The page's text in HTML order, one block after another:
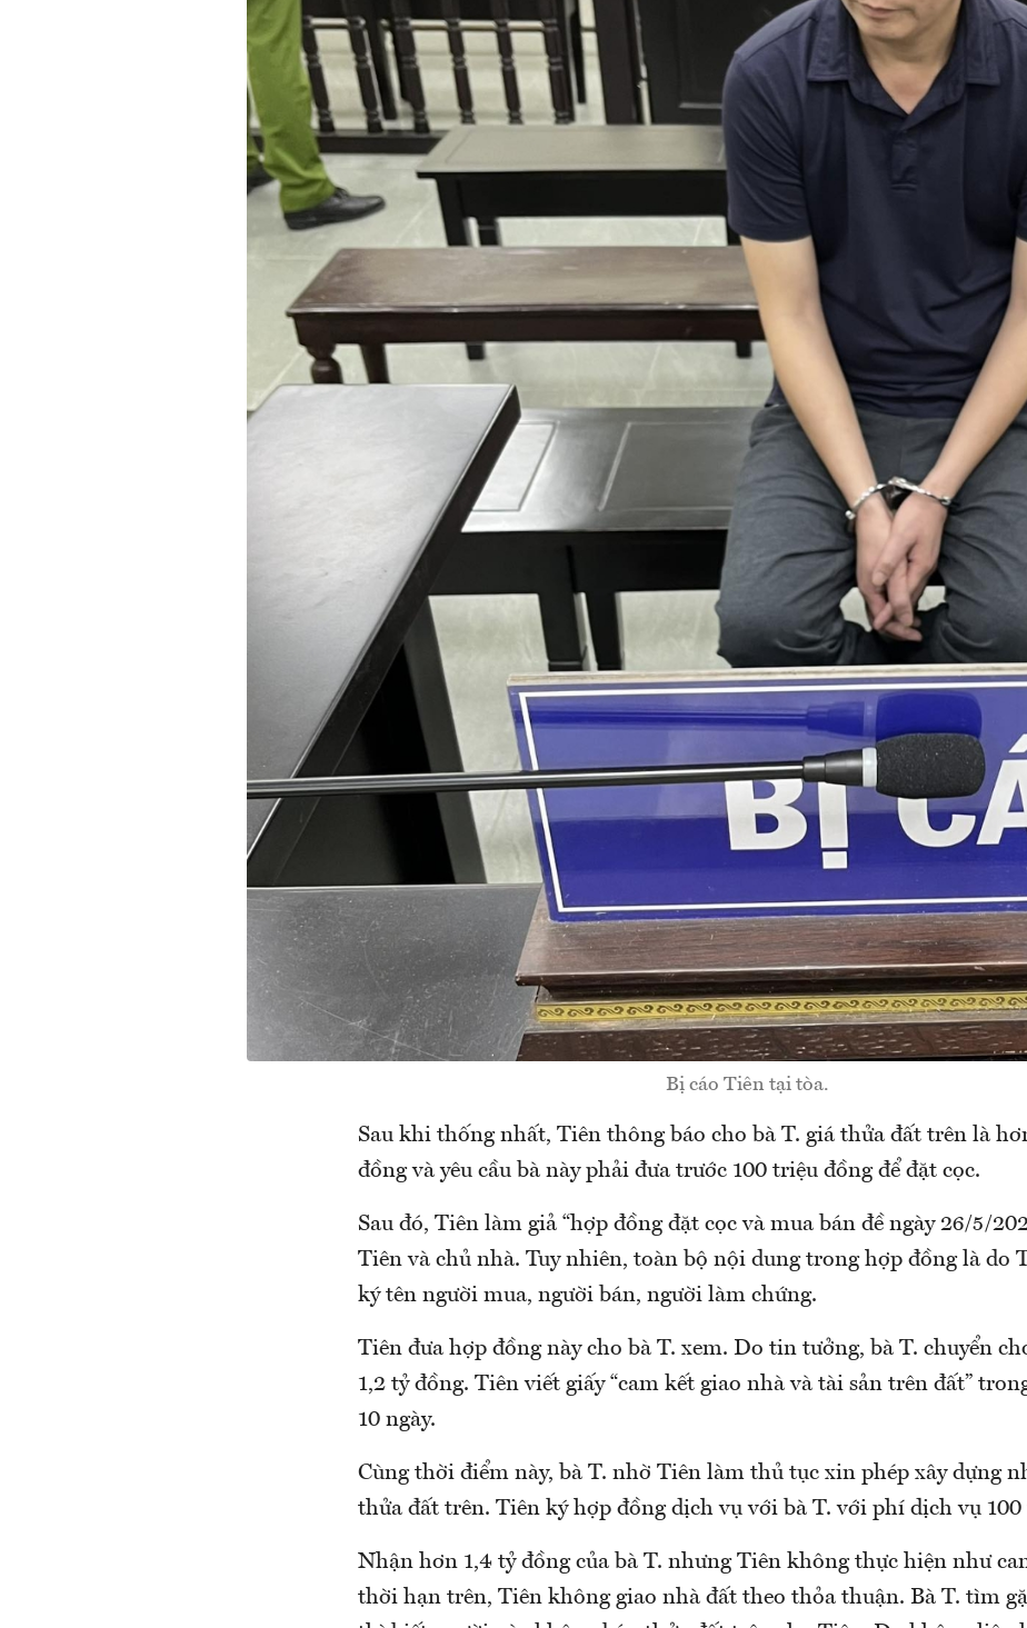
Bị cáo Tiên tại tòa.
Sau khi thống nhất, Tiên thông báo cho bà T. giá thửa đất trên là
đồng và yêu cầu bà này phải đưa trước 100 triệu đồng để đặt cọc.
Sau đó, Tiên làm giả “hợp đồng đặt cọc và mua bán đề ngày 26/5/
Tiên và chủ nhà. Tuy nhiên, toàn bộ nội dung trong hợp đồng là do
ký tên người mua, người bán, người làm chứng.
Tiên đưa hợp đồng này cho bà T. xem. Do tin tưởng, bà T. chuyển
1,2 tỷ đồng. Tiên viết giấy “cam kết giao nhà và tài sản trên đất”
10 ngày.
Cùng thời điểm này, bà T. nhờ Tiên làm thủ tục xin phép xây dựng
thửa đất trên. Tiên ký hợp đồng dịch vụ với bà T. với phí dịch vụ 100
Nhận hơn 1,4 tỷ đồng của bà T. nhưng Tiên không thực hiện như
thời hạn trên, Tiên không giao nhà đất theo thỏa thuận. Bà T. tìm